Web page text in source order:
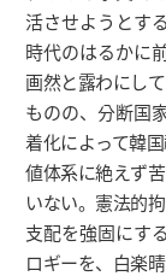
活させようとす
時代のはるかに
画然と露わにし
ものの、分断国
着化によって韓
値体系に絶えず
いない。憲法的
支配を強固にす
ロギーを、白楽